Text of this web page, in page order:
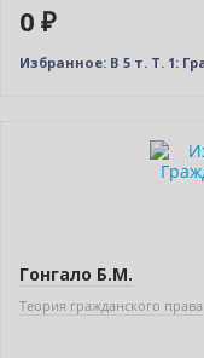
0 ₽
Избранное: В 5 т. Т. 1:
Гонгало Б.М.
Теория гражданского права